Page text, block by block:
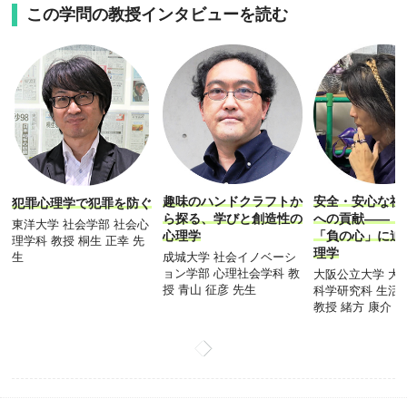
この学問の教授インタビューを読む
犯罪心理学で犯罪を防ぐ
東洋大学 社会学部 社会心
理学科 教授 桐生 正幸 先
生
趣味のハンドクラフトか
ら探る、学びと創造性の
心理学
成城大学 社会イノベーシ
ョン学部 心理社会学科 教
授 青山 征彦 先生
安全・安心な社
への貢献―― ヒ
「負の心」に迫
理学
大阪公立大学 大
科学研究科 生活
教授 緒方 康介